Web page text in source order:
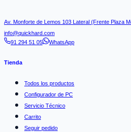
Av. Monforte de Lemos 103 Lateral (Frente Plaza
info@quickhard.com
91 294 51 05
WhatsApp
Tienda
Todos los productos
Configurador de PC
Servicio Técnico
Carrito
Seguir pedido